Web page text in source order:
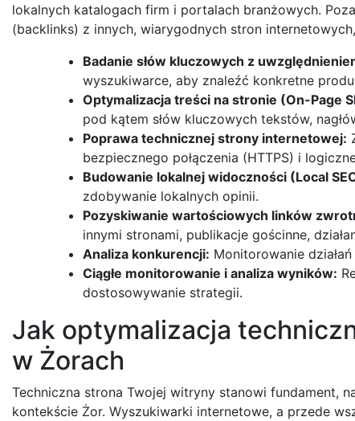
lokalnych katalogach firm i portalach branżowych.
(backlinks) z innych, wiarygodnych stron
Badanie słów kluczowych z
wyszukiwarce, aby znaleźć konkretne
Optymalizacja treści na stronie (On-Page
pod kątem słów kluczowych tekstów,
Poprawa technicznej strony internetowej:
bezpiecznego połączenia (HTTPS) i
Budowanie lokalnej widoczności (Local
zdobywanie lokalnych opinii.
Pozyskiwanie wartościowych linków
innymi stronami, publikacje gościnne,
Analiza konkurencji: Monitorowanie
Ciągłe monitorowanie i analiza wyników:
dostosowywanie strategii.
Jak optymalizacja
w Żorach
Techniczna strona Twojej witryny stanowi fundament,
kontekście Żor. Wyszukiwarki internetowe, a przede